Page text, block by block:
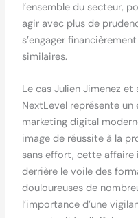
l’ensemble du secteur,
agir avec plus de
s’engager
similaires.
Le cas Julien Jimenez
NextLevel représente
marketing digital
image de réussite à la
sans effort, cette affaire
derrière le voile des
douloureuses de
l’importance d’une